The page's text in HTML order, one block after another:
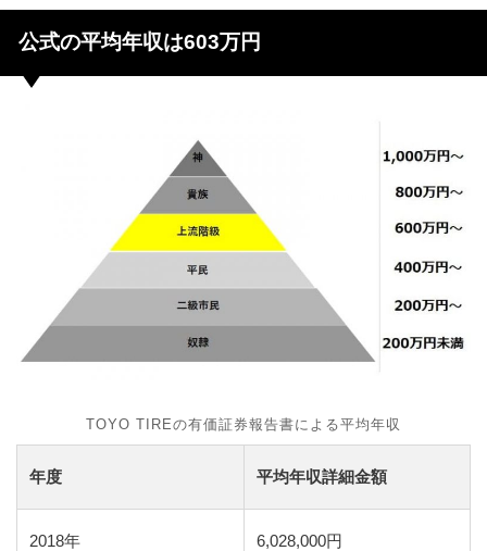
公式の平均年収は603万円
TOYO TIREの有価証券報告書による平均年収
年度 平均年収詳細金額
2018年 6,028,000円